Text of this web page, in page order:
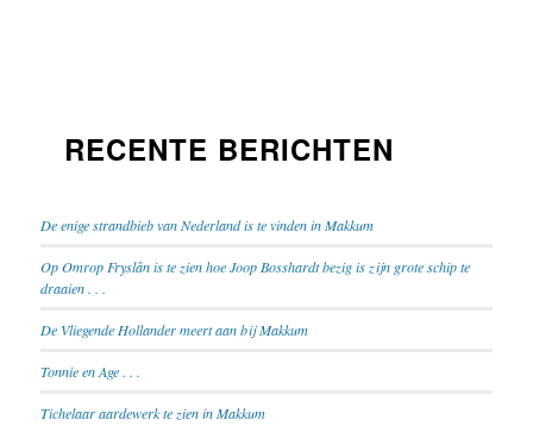
RECENTE BERICHTEN
De enige strandbieb van Nederland is te vinden in Makkum
Op Omrop Fryslân is te zien hoe Joop Bosshardt bezig is zijn grote schip te
draaien . . .
De Vliegende Hollander meert aan bij Makkum
Tonnie en Age . . .
Tichelaar aardewerk te zien in Makkum